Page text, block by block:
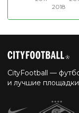
2018
CityFootball —
и лучшие